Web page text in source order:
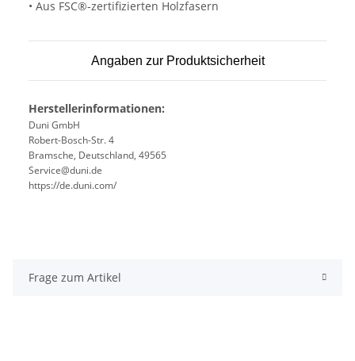
• Aus FSC®-zertifizierten Holzfasern
Angaben zur Produktsicherheit
Herstellerinformationen:
Duni GmbH
Robert-Bosch-Str. 4
Bramsche, Deutschland, 49565
Service@duni.de
https://de.duni.com/
Frage zum Artikel